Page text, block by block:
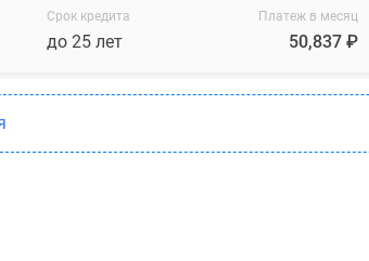
Срок кредита
до 25 лет
Платеж в месяц
50,837 ₽